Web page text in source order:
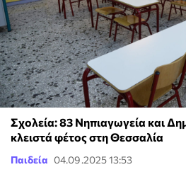
Σχολεία: 83 Νηπιαγωγεία και
κλειστά φέτος στη Θεσσαλία
Παιδεία 04.09.2025 13:53